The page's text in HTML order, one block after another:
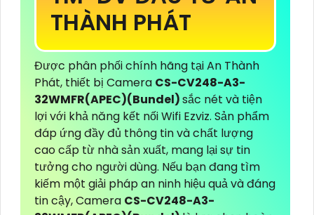
THÀNH PHÁT
Được phân phối chính hãng tại An Thành
Phát, thiết bị Camera CS-CV248-A3-
32WMFR(APEC)(Bundel)sắc nét và tiện
lợi với khả năng kết nối Wifi Ezviz. Sản phẩm
đáp ứng đầy đủ thông tin và chất lượng
cao cấp từ nhà sản xuất, mang lại sự tin
tưởng cho người dùng. Nếu bạn đang tìm
kiếm một giải pháp an ninh hiệu quả và đáng
tin cậy, Camera CS-CV248-A3-